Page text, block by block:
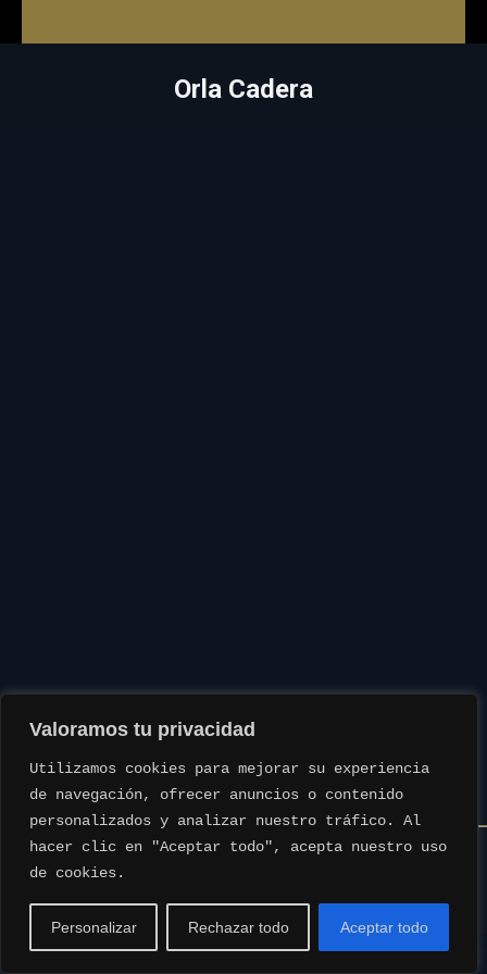
Valoramos tu privacidad
Utilizamos cookies para mejorar su experiencia
de navegación, ofrecer anuncios o contenido
personalizados y analizar nuestro tráfico. Al
hacer clic en "Aceptar todo", acepta nuestro uso
de cookies.
Personalizar Rechazar todo Aceptar todo
Orla Cadera
creada porwww.idealweb.es